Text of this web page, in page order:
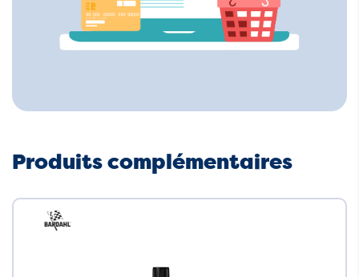
Produits complémentaires
Neuf